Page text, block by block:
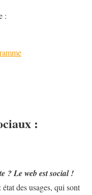
:
:
? Le web est social !
des usages, qui sont